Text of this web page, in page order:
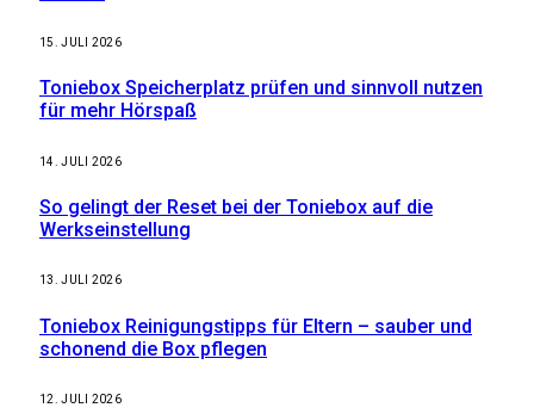
15. JULI 2026
Toniebox Speicherplatz prüfen und sinnvoll nutzen
für mehr Hörspaß
14. JULI 2026
So gelingt der Reset bei der Toniebox auf die
Werkseinstellung
13. JULI 2026
Toniebox Reinigungstipps für Eltern – sauber und
schonend die Box pflegen
12. JULI 2026